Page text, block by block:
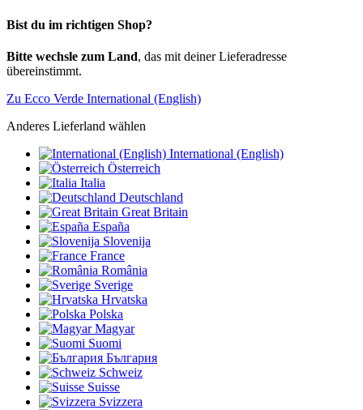
Bist du im richtigen Shop?
Bitte wechsle zum Land, das mit deiner Lieferadresse
übereinstimmt.
Zu Ecco Verde International (English)
Anderes Lieferland wählen
International (English)
Österreich
Italia
Deutschland
Great Britain
España
Slovenija
France
România
Sverige
Hrvatska
Polska
Magyar
Suomi
България
Schweiz
Suisse
Svizzera